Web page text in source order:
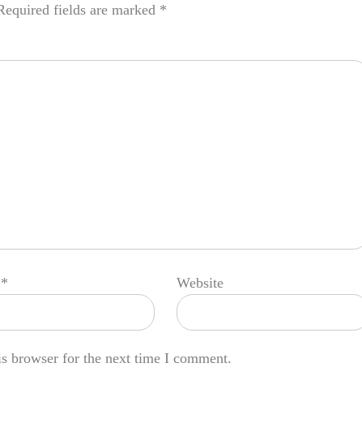
fields are marked *
* Website
browser for the next time I comment.